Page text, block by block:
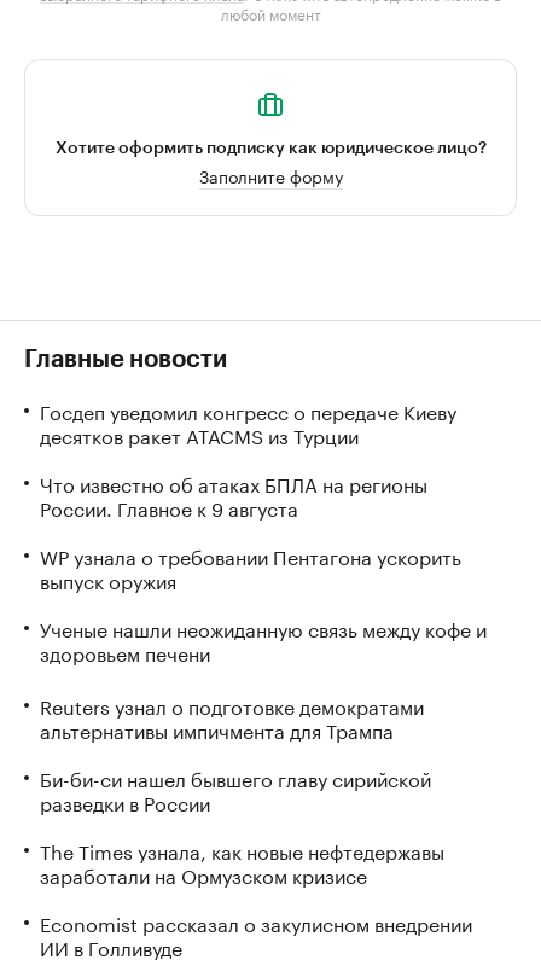
любой момент
Хотите оформить подписку как юридическое лицо?
Заполните форму
Главные новости
Госдеп уведомил конгресс о передаче Киеву
десятков ракет ATACMS из Турции
Что известно об атаках БПЛА на регионы
России. Главное к 9 августа
WP узнала о требовании Пентагона ускорить
выпуск оружия
Ученые нашли неожиданную связь между кофе и
здоровьем печени
Reuters узнал о подготовке демократами
альтернативы импичмента для Трампа
Би-би-си нашел бывшего главу сирийской
разведки в России
The Times узнала, как новые нефтедержавы
заработали на Ормузском кризисе
Economist рассказал о закулисном внедрении
ИИ в Голливуде